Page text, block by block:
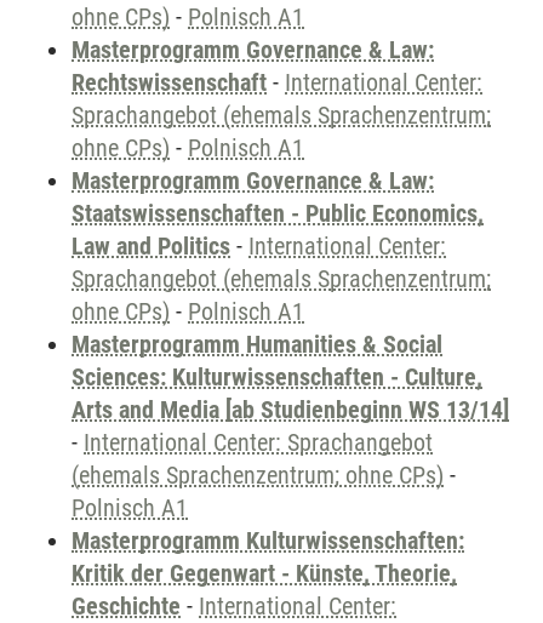
ohne CPs) - Polnisch A1
Masterprogramm Governance & Law:
Rechtswissenschaft - International Center:
Sprachangebot (ehemals Sprachenzentrum;
ohne CPs) - Polnisch A1
Masterprogramm Governance & Law:
Staatswissenschaften - Public Economics,
Law and Politics - International Center:
Sprachangebot (ehemals Sprachenzentrum;
ohne CPs) - Polnisch A1
Masterprogramm Humanities & Social
Sciences: Kulturwissenschaften - Culture,
Arts and Media [ab Studienbeginn WS 13/14]
- International Center: Sprachangebot
(ehemals Sprachenzentrum; ohne CPs) -
Polnisch A1
Masterprogramm Kulturwissenschaften:
Kritik der Gegenwart - Künste, Theorie,
Geschichte - International Center: